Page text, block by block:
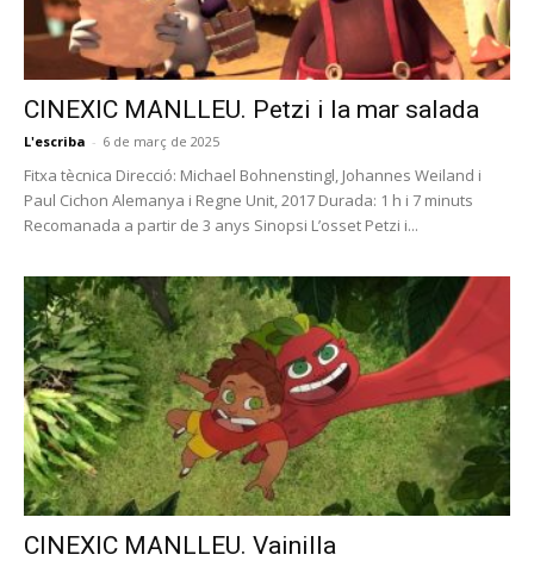
CINEXIC MANLLEU. Petzi i la mar salada
L'escriba - 6 de març de 2025
Fitxa tècnica Direcció: Michael Bohnenstingl, Johannes Weiland i
Paul Cichon Alemanya i Regne Unit, 2017 Durada: 1 h i 7 minuts
Recomanada a partir de 3 anys Sinopsi L’osset Petzi i...
CINEXIC MANLLEU. Vainilla